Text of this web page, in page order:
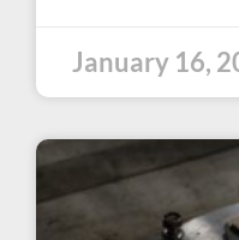
January 16,